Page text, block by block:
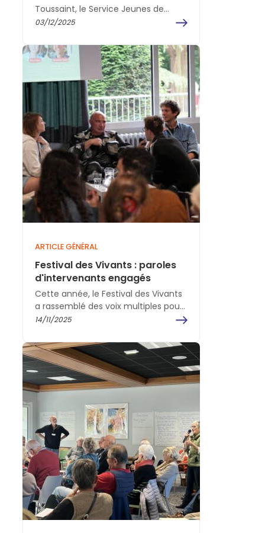
Toussaint, le Service Jeunes de
Fondacio a organisé deux sessions
accompagner les…
03/12/2025
ARTICLE GÉNÉRAL
Festival des Vivants : paroles
d'intervenants engagés
Cette année, le Festival des Vivants
a rassemblé des voix multiples pour
parler du Vivant. Entre conférences
14/11/2025